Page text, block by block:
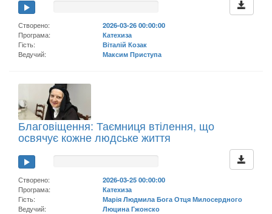
Створено:
2026-03-26 00:00:00
Програма:
Катехиза
Гість:
Віталій Козак
Ведучий:
Максим Приступа
Благовіщення: Таємниця втілення, що
освячує кожне людське життя
Створено:
2026-03-25 00:00:00
Програма:
Катехиза
Гість:
Марія Людмила Бога Отця Милосердного
Ведучий:
Люцина Гжонско